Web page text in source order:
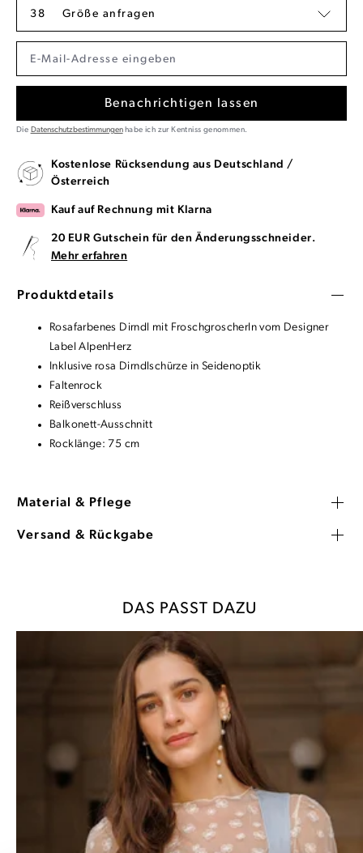
38 Größe anfragen
Benachrichtigen lassen
Die Datenschutzbestimmungenhabe ich zur Kentniss genommen.
Kostenlose Rücksendung aus Deutschland /
Österreich
Kauf auf Rechnung mit Klarna
20 EUR Gutschein für den Änderungsschneider.
Mehr erfahren
Produktdetails
Rosafarbenes Dirndl mit Froschgroscherln vom Designer
Label AlpenHerz
Inklusive rosa Dirndlschürze in Seidenoptik
Faltenrock
Reißverschluss
Balkonett-Ausschnitt
Rocklänge: 75 cm
Material & Pflege
Versand & Rückgabe
DAS PASST DAZU